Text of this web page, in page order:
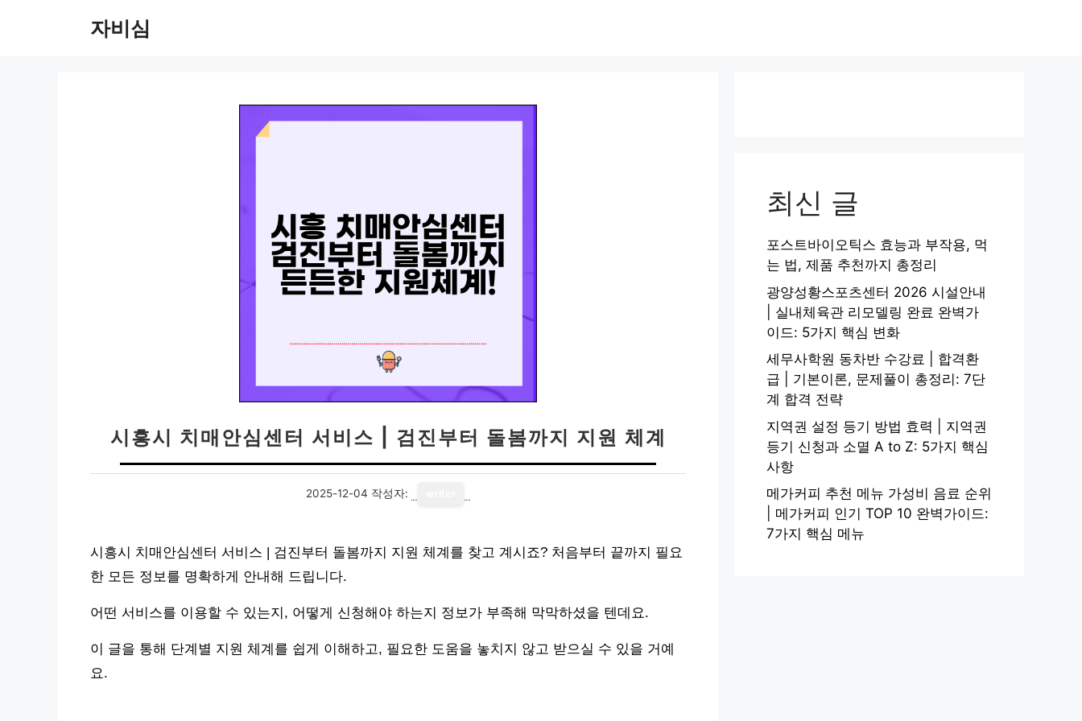
자비심
시흥시 치매안심센터 서비스 | 검진부터 돌봄까지 지원 체계
2025-12-04 작성자:
시흥시 치매안심센터 서비스 | 검진부터 돌봄까지 지원 체계를 찾고 계시죠? 처음부터 끝까지 필요
한 모든 정보를 명확하게 안내해 드립니다.
어떤 서비스를 이용할 수 있는지, 어떻게 신청해야 하는지 정보가 부족해 막막하셨을 텐데요.
이 글을 통해 단계별 지원 체계를 쉽게 이해하고, 필요한 도움을 놓치지 않고 받으실 수 있을 거예
요.
최신 글
포스트바이오틱스 효능과 부작용, 먹
는 법, 제품 추천까지 총정리
광양성황스포츠센터 2026 시설안내
| 실내체육관 리모델링 완료 완벽가
이드: 5가지 핵심 변화
세무사학원 동차반 수강료 | 합격환
급 | 기본이론, 문제풀이 총정리: 7단
계 합격 전략
지역권 설정 등기 방법 효력 | 지역권
등기 신청과 소멸 A to Z: 5가지 핵심
사항
메가커피 추천 메뉴 가성비 음료 순위
| 메가커피 인기 TOP 10 완벽가이드:
7가지 핵심 메뉴